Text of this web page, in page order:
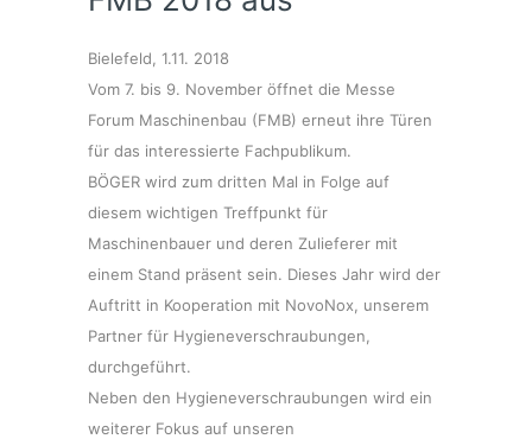
Bielefeld, 1.11. 2018
Vom 7. bis 9. November öffnet die Messe
Forum Maschinenbau (FMB) erneut ihre Türen
für das interessierte Fachpublikum.
BÖGER wird zum dritten Mal in Folge auf
diesem wichtigen Treffpunkt für
Maschinenbauer und deren Zulieferer mit
einem Stand präsent sein. Dieses Jahr wird der
Auftritt in Kooperation mit NovoNox, unserem
Partner für Hygieneverschraubungen,
durchgeführt.
Neben den Hygieneverschraubungen wird ein
weiterer Fokus auf unseren